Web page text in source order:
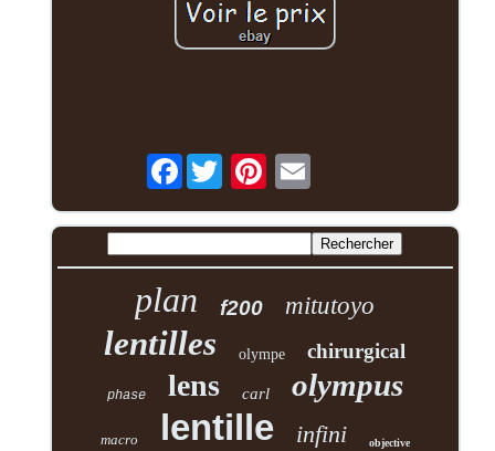
Facebook
plan f200 mitutoyo
lentilles olympe chirurgical
phase lens carl olympus
macro lentille infini objective